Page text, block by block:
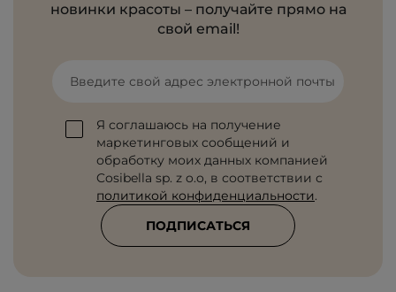
новинки красоты – получайте прямо на
свой email!
Введите свой адрес электронной почты
Я соглашаюсь на получение
маркетинговых сообщений и
обработку моих данных компанией
Cosibella sp. z o.o, в соответствии с
политикой конфиденциальности.
ПОДПИСАТЬСЯ